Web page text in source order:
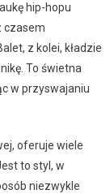
hip-hopu
czasem
z kolei, kładzie
To świetna
w przyswajaniu
oferuje wiele
to styl, w
niezwykle